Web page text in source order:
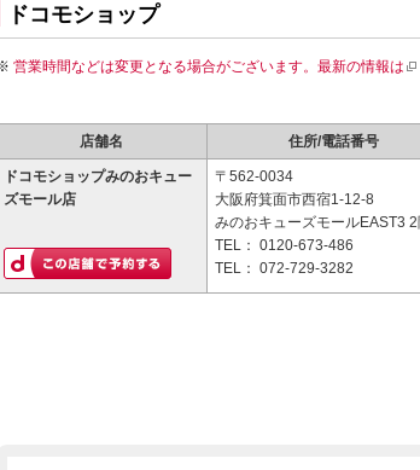
ドコモショップ
営業時間などは変更となる場合がございます。最新の情報は
店舗名 住所/電話番号
ドコモショップみのおキュー
ズモール店
〒562-0034
大阪府箕面市西宿1-12-8
みのおキューズモールEAST3
TEL： 0120-673-486
TEL： 072-729-3282